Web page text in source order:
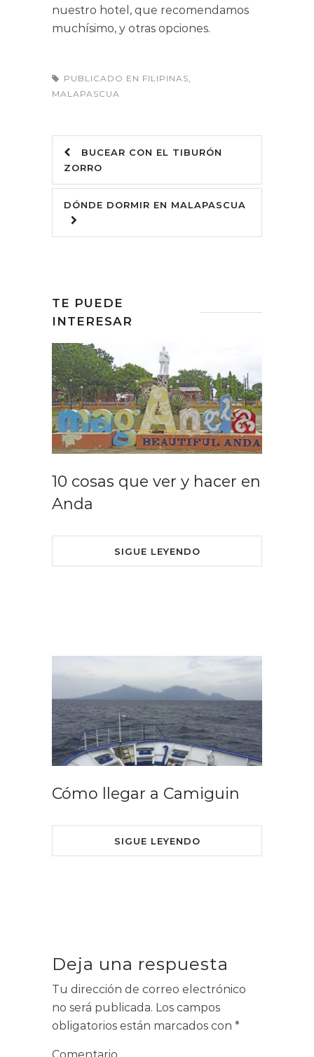
nuestro hotel, que recomendamos
muchísimo, y otras opciones.
PUBLICADO EN FILIPINAS,
MALAPASCUA
BUCEAR CON EL TIBURÓN
ZORRO
DÓNDE DORMIR EN MALAPASCUA
TE PUEDE
INTERESAR
10 cosas que ver y hacer en
Anda
SIGUE LEYENDO
Cómo llegar a Camiguin
SIGUE LEYENDO
Deja una respuesta
Tu dirección de correo electrónico
no será publicada. Los campos
obligatorios están marcados con *